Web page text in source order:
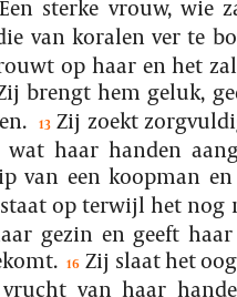
Een sterke vrouw, wie
van koralen ver te
op haar en het
brengt hem geluk,
13 Zij zoekt
haar handen
van een koopman
op terwijl het nog
gezin en geeft haar
16 Zij slaat het
van haar